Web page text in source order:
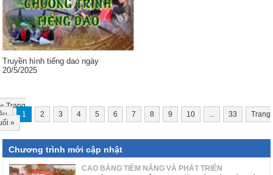
Truyền hình tiếng dao ngày
20/5/2025
«Trang
1 2 3 4 5 6 7 8 9 10 33
Trang
»
Chương trình mới cập nhật
CAO BẰNG TIỀM NĂNG VÀ PHÁT TRIỂN